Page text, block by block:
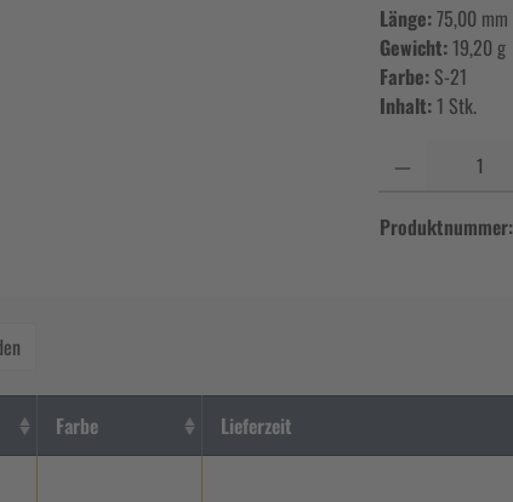
Länge:75,00 mm
Gewicht: 19,20 g
Farbe: S-21
Inhalt: 1 Stk.
Produktnummer:
Farbe Lieferzeit